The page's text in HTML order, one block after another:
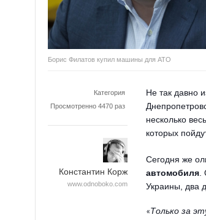
Борис Филатов купил машины для АТО
Категория
Просмотренно 4470 раз
Константин Корж
www.odnoboko.com
Не так давно
несколько
которых
Сегодня же
автомобиля
Украины, два
«Только за